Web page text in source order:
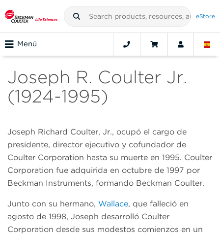
eStore
Menú
Joseph R. Coulter Jr.
(1924-1995)
Joseph Richard Coulter, Jr., ocupó el cargo de
presidente, director ejecutivo y cofundador de
Coulter Corporation hasta su muerte en 1995. Coulter
Corporation fue adquirida en octubre de 1997 por
Beckman Instruments, formando Beckman Coulter.
Junto con su hermano, Wallace, que falleció en
agosto de 1998, Joseph desarrolló Coulter
Corporation desde sus modestos comienzos en un